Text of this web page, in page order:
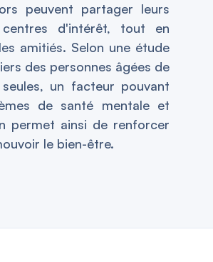
peuvent partager leurs
d'intérêt, tout en
amitiés. Selon une étude
des personnes âgées de
un facteur pouvant
de santé mentale et
permet ainsi de renforcer
le bien-être.